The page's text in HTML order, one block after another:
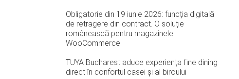
Obligatorie din 19 iunie 2026: funcția digitală
de retragere din contract. O soluție
românească pentru magazinele
WooCommerce
TUYA Bucharest aduce experiența fine dining
direct în confortul casei și al biroului